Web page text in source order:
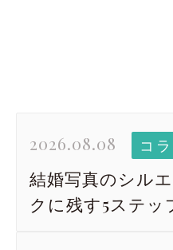
2026.08.08 コ
結婚写真のシル
クに残す5ステッ